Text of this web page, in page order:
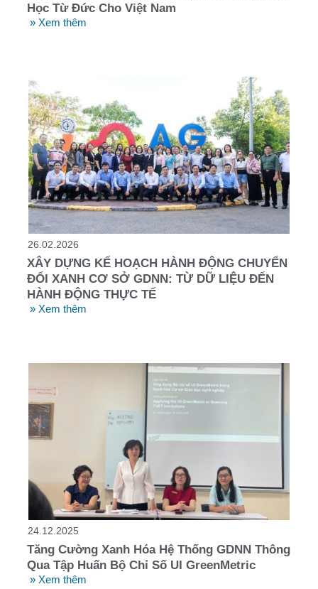
Học Từ Đức Cho Việt Nam
» Xem thêm
26.02.2026
XÂY DỰNG KẾ HOẠCH HÀNH ĐỘNG CHUYỂN
ĐỔI XANH CƠ SỞ GDNN: TỪ DỮ LIỆU ĐẾN
HÀNH ĐỘNG THỰC TẾ
» Xem thêm
24.12.2025
Tăng Cường Xanh Hóa Hệ Thống GDNN Thông
Qua Tập Huấn Bộ Chỉ Số UI GreenMetric
» Xem thêm